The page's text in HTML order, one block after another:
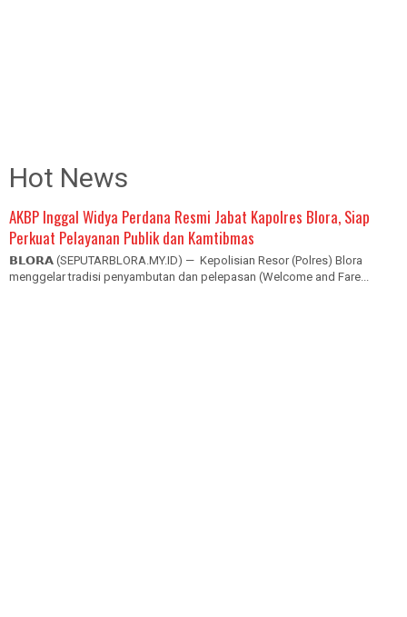
Hot News
AKBP Inggal Widya Perdana Resmi Jabat Kapolres Blora, Siap
Perkuat Pelayanan Publik dan Kamtibmas
𝗕𝗟𝗢𝗥𝗔 (SEPUTARBLORA.MY.ID) — Kepolisian Resor (Polres) Blora
menggelar tradisi penyambutan dan pelepasan (Welcome and Fare...